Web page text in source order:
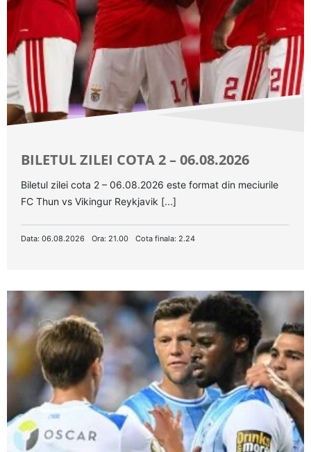
BILETUL ZILEI COTA 2 – 06.08.2026
Biletul zilei cota 2 – 06.08.2026 este format din meciurile
FC Thun vs Vikingur Reykjavik [...]
Data: 06.08.2026 Ora: 21.00 Cota finala: 2.24